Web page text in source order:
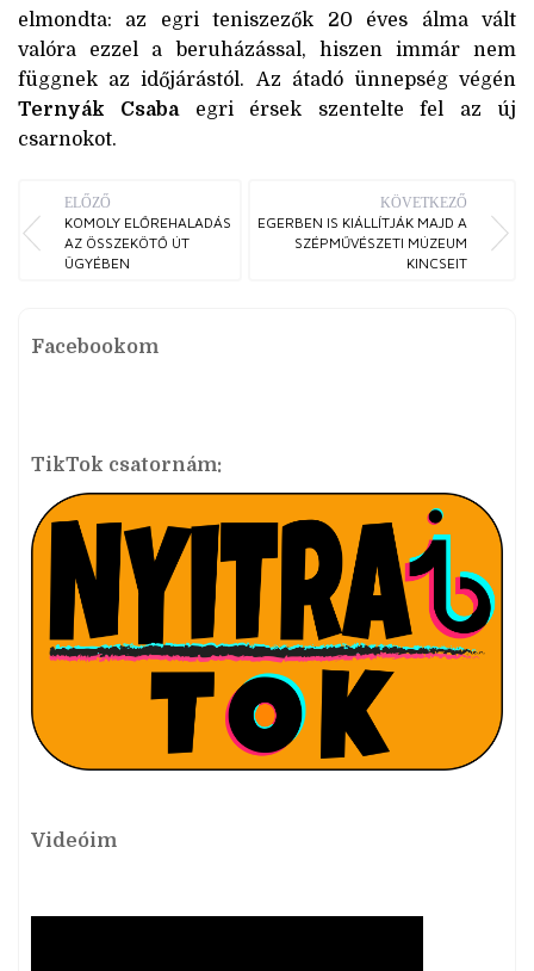
elmondta: az egri teniszezők 20 éves álma vált
valóra ezzel a beruházással, hiszen immár nem
függnek az időjárástól. Az átadó ünnepség végén
Ternyák Csabaegri érsek szentelte fel az új
csarnokot.
ELŐZŐ
KOMOLY ELŐREHALADÁS
AZ ÖSSZEKÖTŐ ÚT
ÜGYÉBEN
KÖVETKEZŐ
EGERBEN IS KIÁLLÍTJÁK MAJD A
SZÉPMŰVÉSZETI MÚZEUM
KINCSEIT
Facebookom
TikTok csatornám:
Videóim